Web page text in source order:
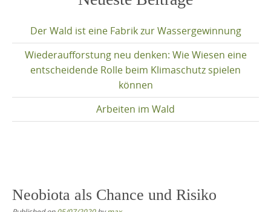
Der Wald ist eine Fabrik zur Wassergewinnung
Wiederaufforstung neu denken: Wie Wiesen eine
entscheidende Rolle beim Klimaschutz spielen
können
Arbeiten im Wald
Neobiota als Chance und Risiko